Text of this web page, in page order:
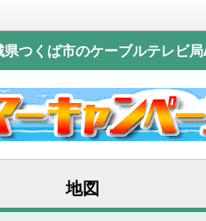
つくば市のケーブルテレビ局
地図